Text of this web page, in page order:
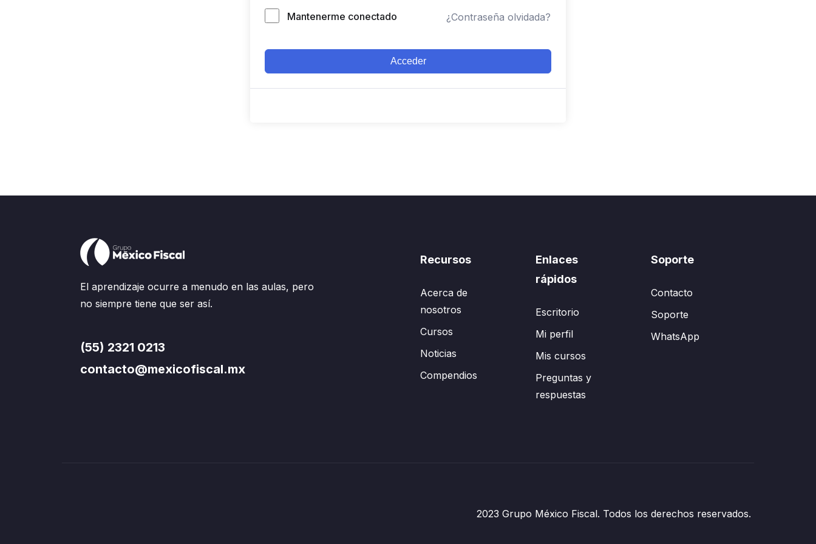
Mantenerme conectado ¿Contraseña olvidada?
Acceder
El aprendizaje ocurre a menudo en las aulas, pero
no siempre tiene que ser así.
(55) 2321 0213
contacto@mexicofiscal.mx
Recursos
Acerca de
nosotros
Cursos
Noticias
Compendios
Enlaces
rápidos
Escritorio
Mi perfil
Mis cursos
Preguntas y
respuestas
Soporte
Contacto
Soporte
WhatsApp
2023 Grupo México Fiscal. Todos los derechos reservados.